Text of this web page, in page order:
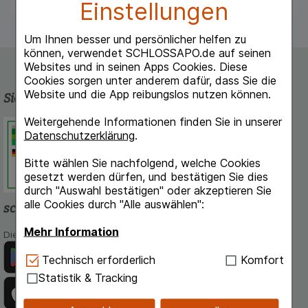
Einstellungen
Um Ihnen besser und persönlicher helfen zu
können, verwendet SCHLOSSAPO.de auf seinen
Websites und in seinen Apps Cookies. Diese
Cookies sorgen unter anderem dafür, dass Sie die
Website und die App reibungslos nutzen können.
Weitergehende Informationen finden Sie in unserer
Datenschutzerklärung.
Bitte wählen Sie nachfolgend, welche Cookies
gesetzt werden dürfen, und bestätigen Sie dies
durch "Auswahl bestätigen" oder akzeptieren Sie
alle Cookies durch "Alle auswählen":
Mehr Information
Technisch Notwendig:Hierbei handelt es sich um
Cookies, die für die Grundfunktionen unserer
Website notwendig sind (z.B. Navigation,
Warenkorb, Kundenkonto), weshalb auf diese nicht
Technisch erforderlich
Komfort
Statistik & Tracking
Sicherheit und Qualität
Schlossapo.de ist registriert beim
Deutschen Institut für Medizinische
schlossapo.de-App
Die App von schlossapo.de jetzt mit E-Rezept-Scanner